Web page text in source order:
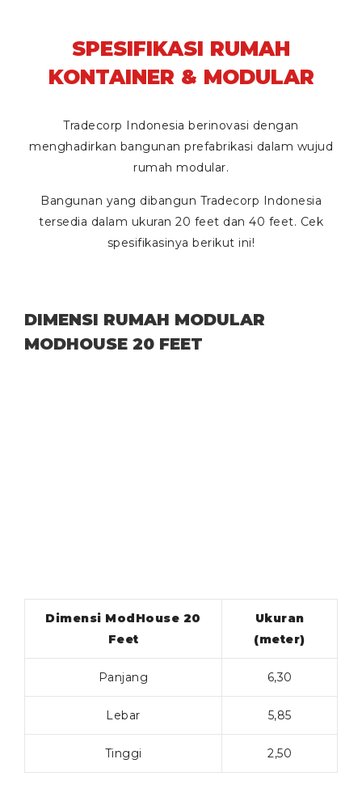
SPESIFIKASI RUMAH
KONTAINER & MODULAR
Tradecorp Indonesia berinovasi dengan
menghadirkan bangunan prefabrikasi dalam wujud
rumah modular.
Bangunan yang dibangun Tradecorp Indonesia
tersedia dalam ukuran 20 feet dan 40 feet. Cek
spesifikasinya berikut ini!
DIMENSI RUMAH MODULAR
MODHOUSE 20 FEET
Dimensi ModHouse 20
Feet
Ukuran
(meter)
Panjang 6,30
Lebar 5,85
Tinggi 2,50